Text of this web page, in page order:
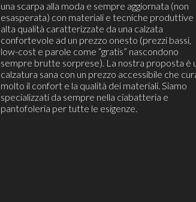
una scarpa alla moda e sempre aggiornata (non
esasperata) con materiali e tecniche produttive
alta qualità caratterizzate da una calzata
confortevole ad un prezzo onesto (prezzi bassi,
low-cost e parole come “gratis” nascondono
sempre brutte sorprese). La nostra proposta è
calzatura sana con un prezzo accessibile che
molto il confort e la qualità dei materiali. Siamo
specializzati da sempre nella ciabatteria e
pantofoleria per tutte le esigenze.